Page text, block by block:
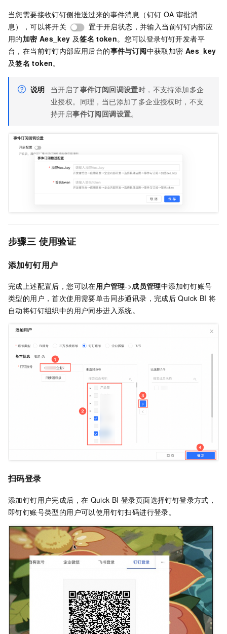
当您需要接收钉钉侧推送过来的事件消息（钉钉 OA 审批消
息），可以将开关
置于开启状态，并输入当前钉钉内部应
用的加密 Aes_key 及签名 token。您可以登录钉钉开发者平
台，在当前钉钉内部应用后台的事件与订阅中获取加密 Aes_key
及签名 token。
说明 当开启了事件订阅回调设置时，不支持添加多企
业授权。同理，当已添加了多企业授权时，不支
持开启事件订阅回调设置。
步骤三 使用验证
添加钉钉用户
完成上述配置后，您可以在用户管理->成员管理中添加钉钉账号
类型的用户，首次使用需要单击同步通讯录，完成后 Quick BI 将
自动将钉钉组织中的用户同步进入系统。
扫码登录
添加钉钉用户完成后，在 Quick BI 登录页面选择钉钉登录方式，
即钉钉账号类型的用户可以使用钉钉扫码进行登录。